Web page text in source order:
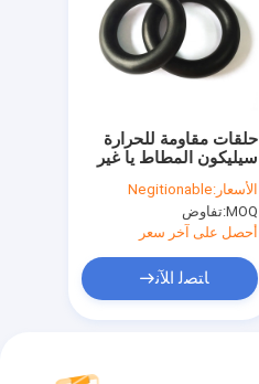
حلقات مقاومة للحرارة
سيليكون المطاط يا غير
النفط
الأسعار:Negitionable
MOQ: تفاوض
أحصل على آخر سعر
ﺎﺘﺼﻟ ﺍﻶﻧ